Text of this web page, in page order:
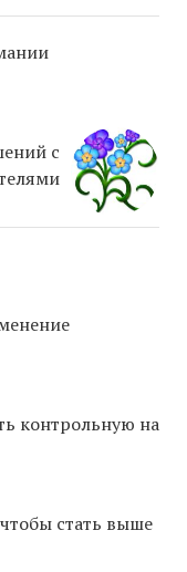
с
контрольную на
стать выше